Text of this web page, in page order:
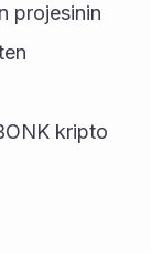
projesinin
kripto